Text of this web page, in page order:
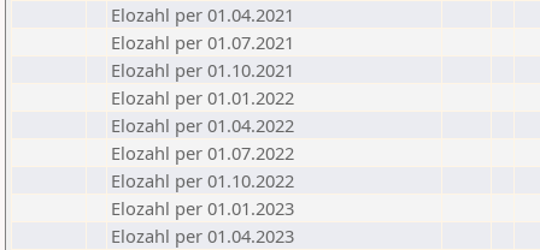
Elozahl per 01.04.2021
Elozahl per 01.07.2021
Elozahl per 01.10.2021
Elozahl per 01.01.2022
Elozahl per 01.04.2022
Elozahl per 01.07.2022
Elozahl per 01.10.2022
Elozahl per 01.01.2023
Elozahl per 01.04.2023